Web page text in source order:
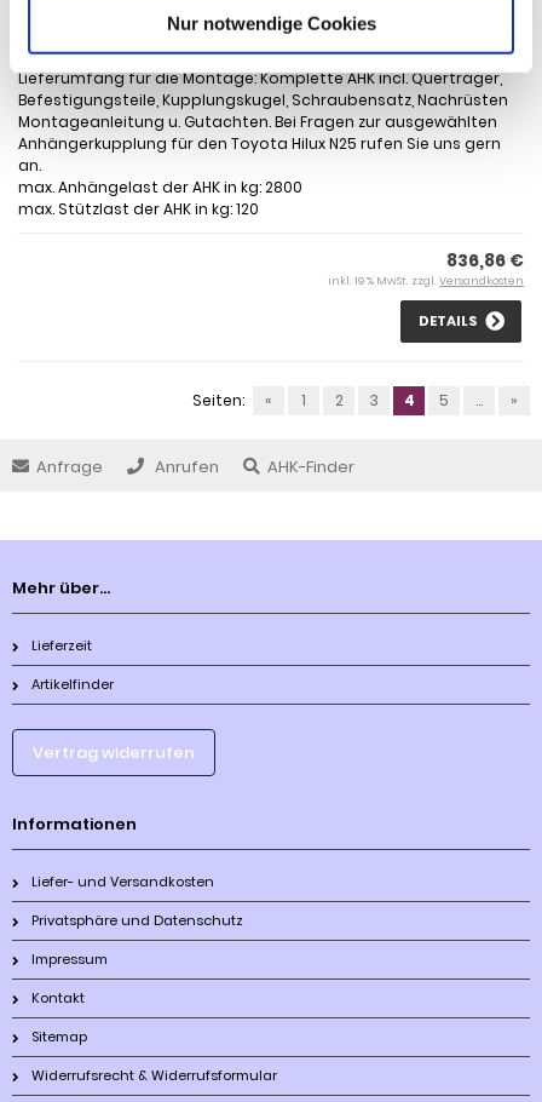
Nur notwendige Cookies
Schutzspray für Toyota Hilux
Anhängerkupplung für Toyota Hilux N25, N26,: Anhängerkupplung
feststehend, 2- Loch System höhenverstellbar, incl. Flanschkugel.
Lieferumfang für die Montage: Komplette AHK incl. Querträger,
Befestigungsteile, Kupplungskugel, Schraubensatz, Nachrüsten
Montageanleitung u. Gutachten. Bei Fragen zur ausgewählten
Anhängerkupplung für den Toyota Hilux N25 rufen Sie uns gern
an.
max. Anhängelast der AHK in kg: 2800
max. Stützlast der AHK in kg: 120
836,86 €
inkl. 19 % MwSt. zzgl. Versandkosten
DETAILS
Seiten: « 1 2 3 4 5 ... »
Anfrage Anrufen AHK-Finder
Mehr über...
Lieferzeit
Artikelfinder
Vertrag widerrufen
Informationen
Liefer- und Versandkosten
Privatsphäre und Datenschutz
Impressum
Kontakt
Sitemap
Widerrufsrecht & Widerrufsformular